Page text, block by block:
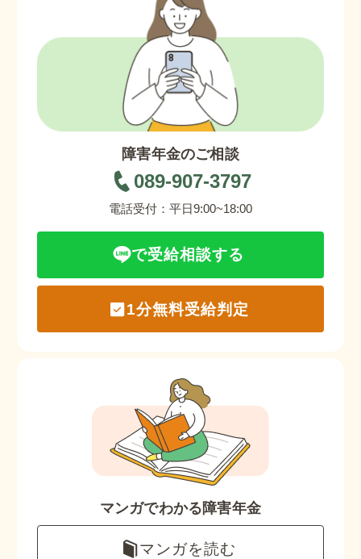
お知らせ
事務所について
お客様からの感謝のお手紙
サイトマップ
で受給相談をする
当事務所に
メリット
089-907-3797
受付時間：平日9:00~18:00
障害年金のご相談
089-907-3797
電話受付：平日9:00~18:00
で受給相談する
1分無料受給判定
マンガでわかる障害年金
マンガを読む